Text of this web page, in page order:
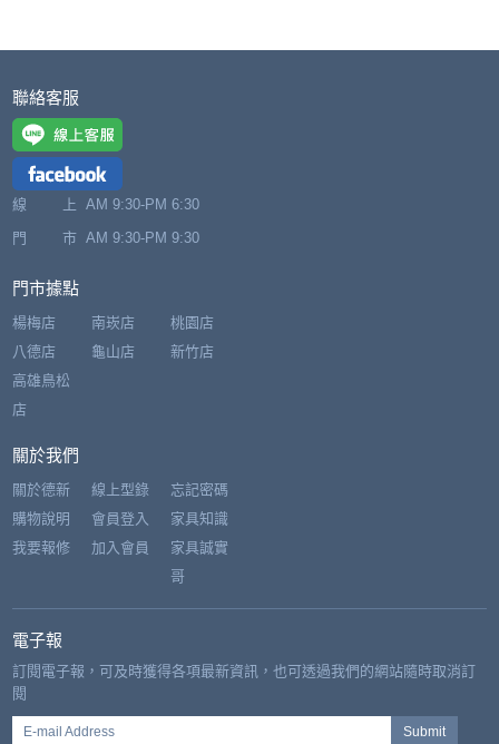
聯絡客服
線 上 AM 9:30-PM 6:30
門 市 AM 9:30-PM 9:30
門市據點
楊梅店
八德店
南崁店
龜山店
桃園店
新竹店
高雄鳥松
店
關於我們
關於德新
購物說明
我要報修
線上型錄
會員登入
加入會員
忘記密碼
家具知識
家具誠實
哥
電子報
訂閱電子報，可及時獲得各項最新資訊，也可透過我們的網站隨時取消訂
閱
E-mail Address Submit